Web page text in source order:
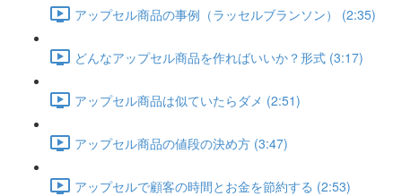
アップセル商品の事例（ラッセルブランソン） (2:35)
どんなアップセル商品を作ればいいか？形式 (3:17)
アップセル商品は似ていたらダメ (2:51)
アップセル商品の値段の決め方 (3:47)
アップセルで顧客の時間とお金を節約する (2:53)